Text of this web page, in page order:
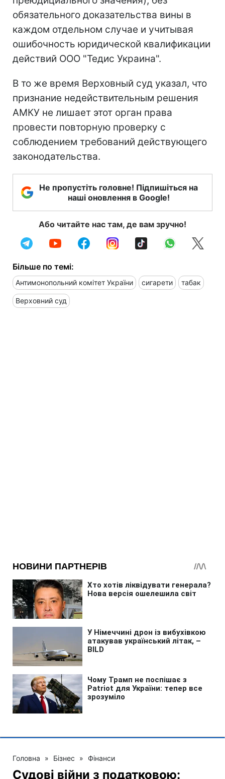
обязательного доказательства вины в
каждом отдельном случае и учитывая
ошибочность юридической квалификации
действий ООО "Тедис Украина".
В то же время Верховный суд указал, что
признание недействительным решения
АМКУ не лишает этот орган права
провести повторную проверку с
соблюдением требований действующего
законодательства.
Не пропустіть головне! Підпишіться на
наші оновлення в Google!
Або читайте нас там, де вам зручно!
Більше по темі:
Антимонопольний комітет України сигарети табак
Верховний суд
Головна » Бізнес » Фінанси
Судові війни з податковою: